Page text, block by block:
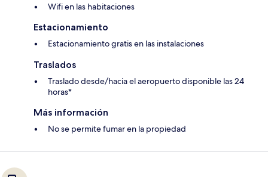
Wifi en las habitaciones
Estacionamiento
Estacionamiento gratis en las instalaciones
Traslados
Traslado desde/hacia el aeropuerto disponible las 24
horas*
Más información
No se permite fumar en la propiedad